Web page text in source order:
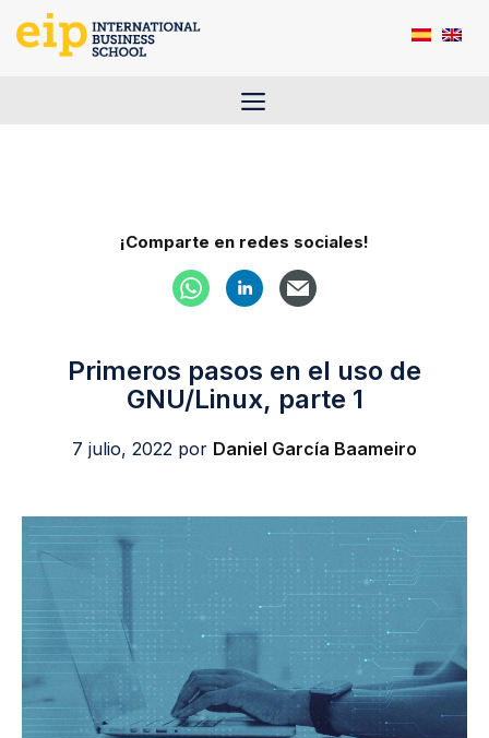
Saltar
Menú
¡Comparte en redes sociales!
Primeros pasos en el uso de
GNU/Linux, parte 1
7 julio, 2022 por Daniel García Baameiro